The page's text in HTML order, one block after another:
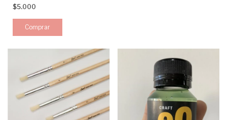
$5.000
Comprar